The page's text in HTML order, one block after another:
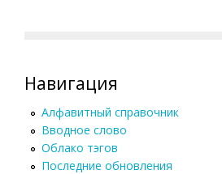
Навигация
Алфавитный справочник
Вводное слово
Облако тэгов
Последние обновления